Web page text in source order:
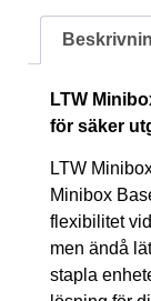
LTW
för säker
LTW
Minibox
flexibilitet
men ändå
stapla